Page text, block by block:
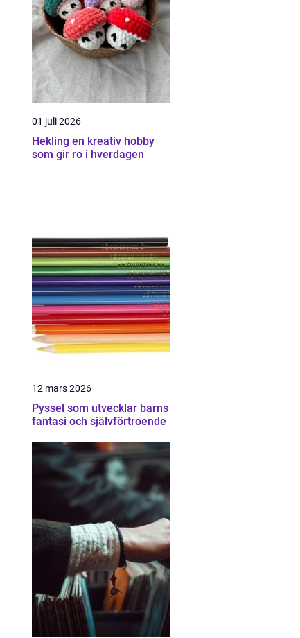
01 juli 2026
Hekling en kreativ hobby
som gir ro i hverdagen
12 mars 2026
Pyssel som utvecklar barns
fantasi och självförtroende